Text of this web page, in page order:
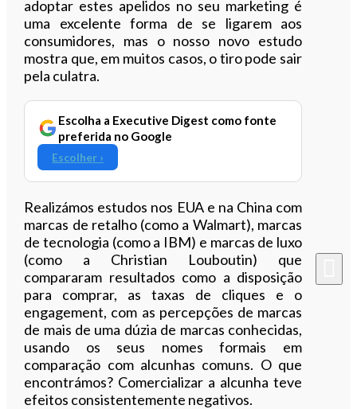
adoptar estes apelidos no seu marketing é
uma excelente forma de se ligarem aos
consumidores, mas o nosso novo estudo
mostra que, em muitos casos, o tiro pode sair
pela culatra.
Escolha a Executive Digest como fonte
preferida no Google
Escolher ›
Realizámos estudos nos EUA e na China com
marcas de retalho (como a Walmart), marcas
de tecnologia (como a IBM) e marcas de luxo
(como a Christian Louboutin) que
compararam resultados como a disposição
para comprar, as taxas de cliques e o
engagement, com as percepções de marcas
de mais de uma dúzia de marcas conhecidas,
usando os seus nomes formais em
comparação com alcunhas comuns. O que
encontrámos? Comercializar a alcunha teve
efeitos consistentemente negativos.